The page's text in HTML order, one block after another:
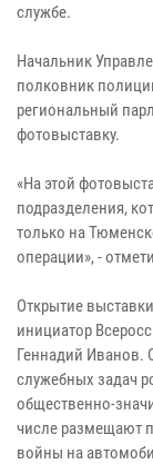
службе.
Начальник
полковник
региональный
фотовыставку.
«На этой
подразделения,
только на
операции», -
Открытие
инициатор
Геннадий Иванов.
служебных задач
общественно-
числе размещают
войны на